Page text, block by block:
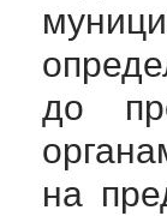
до
на